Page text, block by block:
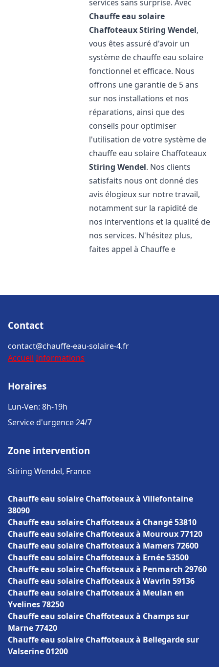
services sans surprise. Avec
Chauffe eau solaire
ChaffoteauxStiring Wendel,
vous êtes assuré d'avoir un
système de chauffe eau solaire
fonctionnel et efficace. Nous
offrons une garantie de 5 ans
sur nos installations et nos
réparations, ainsi que des
conseils pour optimiser
l'utilisation de votre système de
chauffe eau solaire Chaffoteaux
Stiring Wendel. Nos clients
satisfaits nous ont donné des
avis élogieux sur notre travail,
notamment sur la rapidité de
nos interventions et la qualité de
nos services. N'hésitez plus,
faites appel à Chauffe e
Contact
contact@chauffe-eau-solaire-4.fr
Accueil Informations
Horaires
Lun-Ven: 8h-19h
Service d'urgence 24/7
Zone intervention
Stiring Wendel, France
Chauffe eau solaire Chaffoteaux à Villefontaine
38090
Chauffe eau solaire Chaffoteaux à Changé 53810
Chauffe eau solaire Chaffoteaux à Mouroux 77120
Chauffe eau solaire Chaffoteaux à Mamers 72600
Chauffe eau solaire Chaffoteaux à Ernée 53500
Chauffe eau solaire Chaffoteaux à Penmarch 29760
Chauffe eau solaire Chaffoteaux à Wavrin 59136
Chauffe eau solaire Chaffoteaux à Meulan en
Yvelines 78250
Chauffe eau solaire Chaffoteaux à Champs sur
Marne 77420
Chauffe eau solaire Chaffoteaux à Bellegarde sur
Valserine 01200